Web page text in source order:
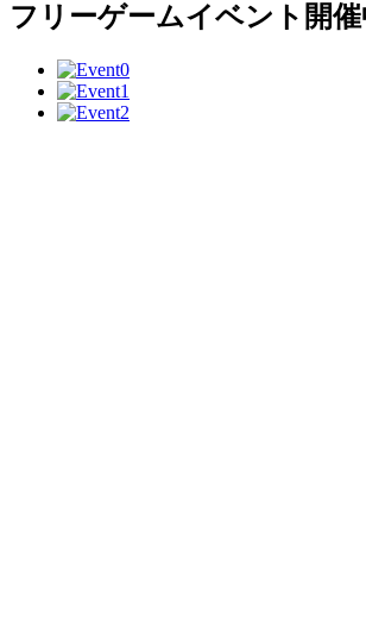
フリーゲームイベント開催